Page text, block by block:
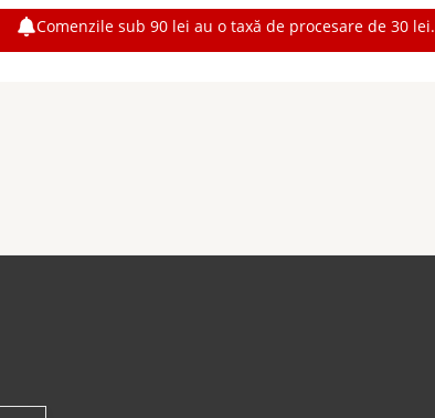
Comenzile sub 90 lei au o taxă de procesare de 30 lei.